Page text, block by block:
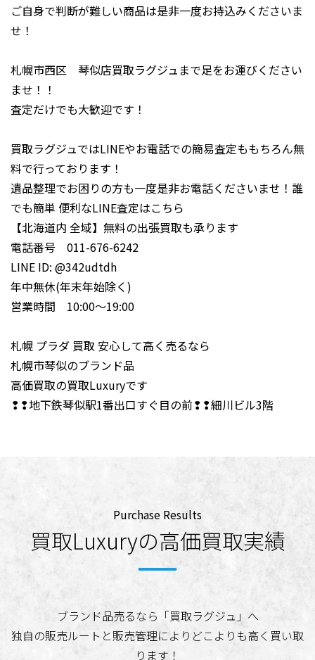
ご自身で判断が難しい商品は是非一度お持込みくださいま
せ！
札幌市西区 琴似店買取ラグジュまで足をお運びください
ませ！！
査定だけでも大歓迎です！
買取ラグジュではLINEやお電話での簡易査定ももちろん無
料で行っております！
遺品整理でお困りの方も一度是非お電話くださいませ！誰
でも簡単 便利なLINE査定はこちら
【北海道内 全域】無料の出張買取も承ります
電話番号 011-676-6242
LINE ID: @342udtdh
年中無休(年末年始除く)
営業時間 10:00～19:00
札幌 プラダ 買取 安心して高く売るなら
札幌市琴似のブランド品
高価買取の買取Luxuryです
❢❢地下鉄琴似駅1番出口すぐ目の前❢❢細川ビル3階
Purchase Results
買取Luxuryの高価買取実績
ブランド品売るなら「買取ラグジュ」へ
独自の販売ルートと販売管理によりどこよりも高く買い取
ります！